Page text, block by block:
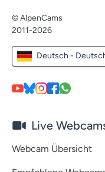
© AlpenCams
2011-2026
Deutsch -
Live
Webcam Übersicht